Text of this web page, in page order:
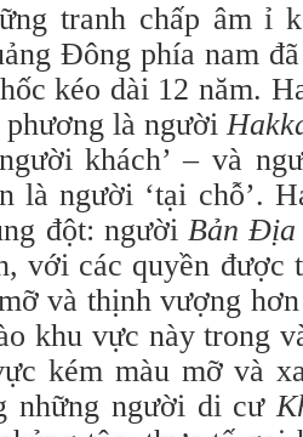
tranh chấp âm ỉ
Đông phía nam
kéo dài 12 năm.
phương là người
khách’ – và
là người ‘tại chỗ’.
đột: người Bản Địa
với các quyền
và thịnh vượng
khu vực này trong
kém màu mỡ và
những người di cư